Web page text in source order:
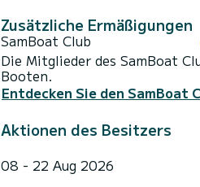
Zusätzliche Ermäßigungen
SamBoat Club
Die Mitglieder des SamBoat
Booten.
Entdecken Sie den SamBoat
Aktionen des Besitzers
08 - 22 Aug 2026